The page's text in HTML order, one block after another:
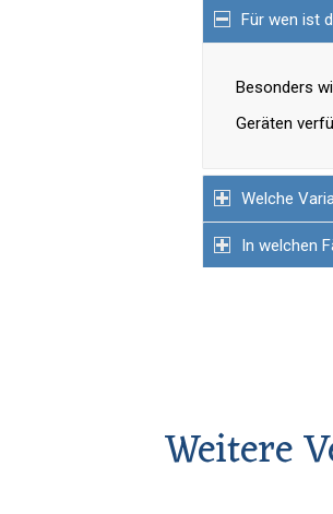
Für wen ist
Besonders
Geräten
Welche
In welchen
Weitere